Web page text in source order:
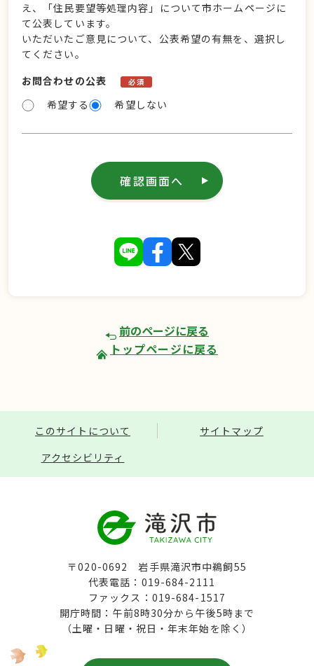
え、「住民要望等処理内容」について市ホームページに
て公表しています。
いただいたご意見について、公表希望の有無を、選択し
てください。
お問合わせの公表
必須
希望する 希望しない
確認画面へ
前のページに戻る
トップページに戻る
このサイトについて
サイトマップ
アクセシビリティ
〒020-0692 岩手県滝沢市中鵜飼55
代表電話：019-684-2111
ファックス：019-684-1517
開庁時間：午前8時30分から午後5時まで
（土曜・日曜・祝日・年末年始を除く）